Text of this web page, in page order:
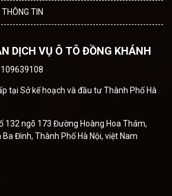
TIN
DỊCH VỤ Ô TÔ ĐỒNG KHÁNH
tại Sở kế hoạch và đầu tư Thành Phố Hà
132 ngõ 173 Đường Hoàng Hoa Thám,
Ba Đình, Thành Phố Hà Nội, việt Nam